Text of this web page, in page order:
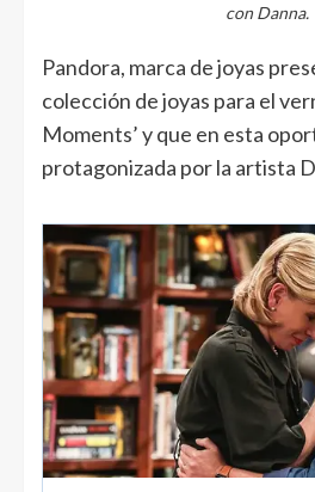
con Danna.
Pandora, marca de joyas
colección de joyas para el
Moments’ y que en esta
protagonizada por la artista